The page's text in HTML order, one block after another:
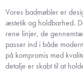
Vores badmøbler er
æstetik og holdbarhed.
rene linjer, de
passer ind i både
på kompromis med
detalje er skabt til at